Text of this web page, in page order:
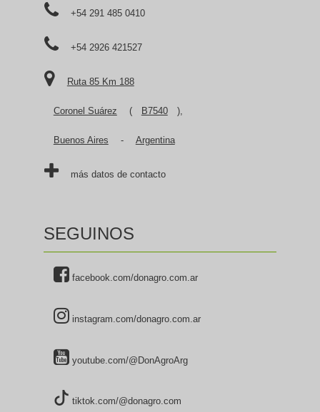
+54 291 485 0410
+54 2926 421527
Ruta 85 Km 188
Coronel Suárez ( B7540 ),
Buenos Aires - Argentina
más datos de contacto
SEGUINOS
facebook.com/donagro.com.ar
instagram.com/donagro.com.ar
youtube.com/@DonAgroArg
tiktok.com/@donagro.com